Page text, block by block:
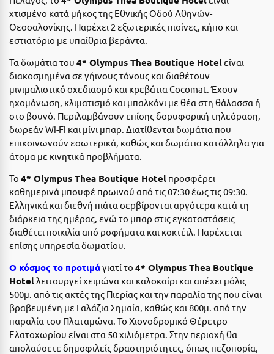
Ιωάννινα
Κ
Καβάλα
Καλάβρυτα
Καλαμάτα
Κάλαμος
Καλαμπάκα
Κάλυμνος
Καμένα Βούρλα
Καρδάμαινα
Καρδαμύλη
Καρδίτσα
Κάρπαθος
Καρπενήσι
Κάρυστος
χτισμένο κατά μήκος της Εθνικής Οδού Αθηνών-
Θεσσαλονίκης. Παρέχει 2 εξωτερικές πισίνες, κήπο και
εστιατόριο με υπαίθρια βεράντα.
Τα δωμάτια του 4* Olympus Thea Boutique Hotelείναι
διακοσμημένα σε γήινους τόνους και διαθέτουν
μινιμαλιστικό σχεδιασμό και κρεβάτια Cocomat. Έχουν
ηχομόνωση, κλιματισμό και μπαλκόνι με θέα στη θάλασσα ή
στο βουνό. Περιλαμβάνουν επίσης δορυφορική τηλεόραση,
δωρεάν Wi-Fi και μίνι μπαρ. Διατίθενται δωμάτια που
επικοινωνούν εσωτερικά, καθώς και δωμάτια κατάλληλα για
άτομα με κινητικά προβλήματα.
Το 4* Olympus Thea Boutique Hotel προσφέρει
καθημερινά μπουφέ πρωινού από τις 07:30 έως τις 09:30.
Ελληνικά και διεθνή πιάτα σερβίρονται αργότερα κατά τη
διάρκεια της ημέρας, ενώ το μπαρ στις εγκαταστάσεις
διαθέτει ποικιλία από ροφήματα και κοκτέιλ. Παρέχεται
επίσης υπηρεσία δωματίου.
Ο κόσμος το προτιμάγιατί το 4* Olympus Thea Boutique
Hotelλειτουργεί χειμώνα και καλοκαίρι και απέχει μόλις
500μ. από τις ακτές της Πιερίας και την παραλία της που είναι
βραβευμένη με Γαλάζια Σημαία, καθώς και 800μ. από την
παραλία του Πλαταμώνα. Το Χιονοδρομικό Θέρετρο
Ελατοχωρίου είναι στα 50 χιλιόμετρα. Στην περιοχή θα
απολαύσετε δημοφιλείς δραστηριότητες, όπως πεζοπορία,